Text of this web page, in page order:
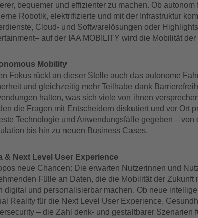
bequemer und effizienter zu machen. Ob
Robotik, elektrifizierte und mit der Infrastruktur
Cloud- und Softwarelösungen oder
auf der IAA MOBILITY wird die Mobilität
Mobility
Fokus rückt an dieser Stelle auch das autonome
und gleichzeitig mehr Teilhabe dank
halten, was sich viele von ihnen
die Fragen mit Entscheidern diskutiert und vor Ort
Technologie und Anwendungsfälle gegeben – von
bis hin zu neuen Business Cases.
& Next Level User Experience
neue Chancen: Die erwarten Nutzerinnen und
Fülle an Daten, die die Mobilität der Zukunft
digital und personalisierbar machen. Ob neue
Reality für die Next Level User Experience,
– die Zahl denk- und gestaltbarer Szenarien